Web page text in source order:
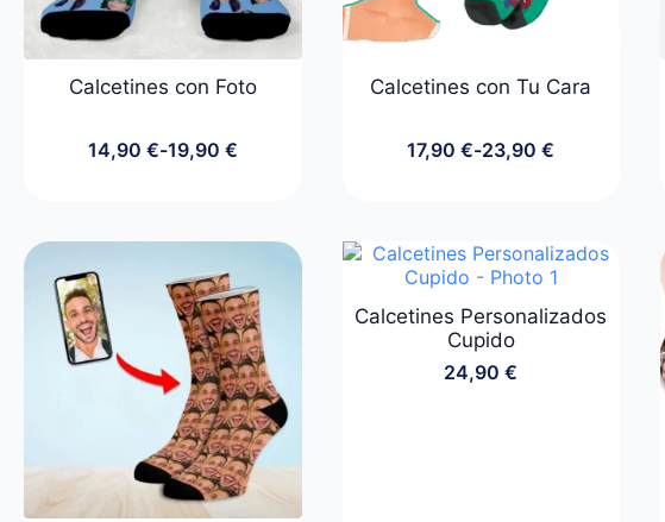
Calcetines con Foto
14,90 €-19,90 €
Rango
14,90 €
hasta
19,90 €
Calcetines con Tu Cara
17,90€-23,90€
Rango
17,90 €
hasta
Calcetines Personalizados
Cupido
24,90€